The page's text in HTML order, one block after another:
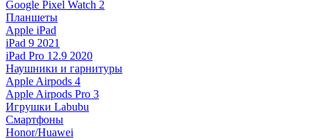
Google Pixel Watch 2
Планшеты
Apple iPad
iPad 9 2021
iPad Pro 12.9 2020
Наушники и гарнитуры
Apple Airpods 4
Apple Airpods Pro 3
Игрушки Labubu
Смартфоны
Honor/Huawei